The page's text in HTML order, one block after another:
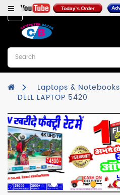
Category
Desktops
Laptops
Notebooks
CPU
Monitor
RAM
Hard
Disk
Laptops & Notebooks
DELL LAPTOP 5420